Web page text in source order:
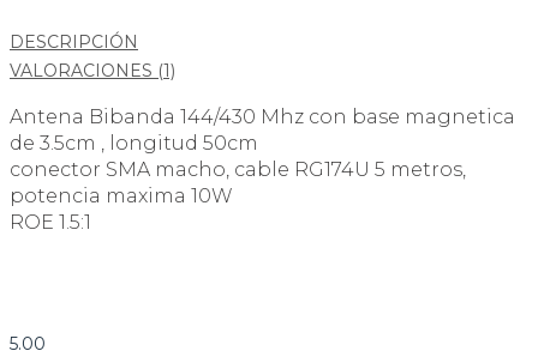
DESCRIPCIÓN
VALORACIONES (1)
Antena Bibanda 144/430 Mhz con base magnetica
de 3.5cm , longitud 50cm
conector SMA macho, cable RG174U 5 metros,
potencia maxima 10W
ROE 1.5:1
5.00